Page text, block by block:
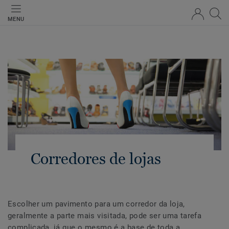
MENU
Corredores de lojas
Escolher um pavimento para um corredor da loja,
geralmente a parte mais visitada, pode ser uma tarefa